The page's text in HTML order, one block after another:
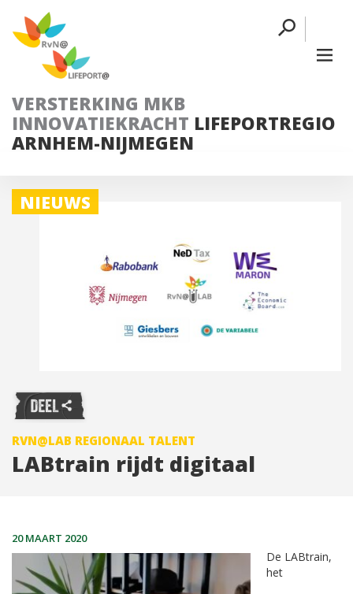
VERSTERKING MKB
INNOVATIEKRACHT LIFEPORTREGIO
ARNHEM-NIJMEGEN
NIEUWS
RVN@LAB REGIONAAL TALENT
LABtrain rijdt digitaal
20 MAART 2020
De LABtrain,
het